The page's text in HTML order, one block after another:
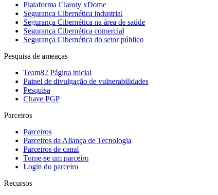
Plataforma Claroty xDome
Segurança Cibernética industrial
Segurança Cibernética na área de saúde
Segurança Cibernética comercial
Segurança Cibernética do setor público
Pesquisa de ameaças
Team82 Página inicial
Painel de divulgação de vulnerabilidades
Pesquisa
Chave PGP
Parceiros
Parceiros
Parceiros da Aliança de Tecnologia
Parceiros de canal
Torne-se um parceiro
Login do parceiro
Recursos